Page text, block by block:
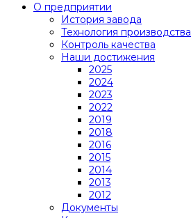
О предприятии
История завода
Технология производства
Контроль качества
Наши достижения
2025
2024
2023
2022
2019
2018
2016
2015
2014
2013
2012
Документы